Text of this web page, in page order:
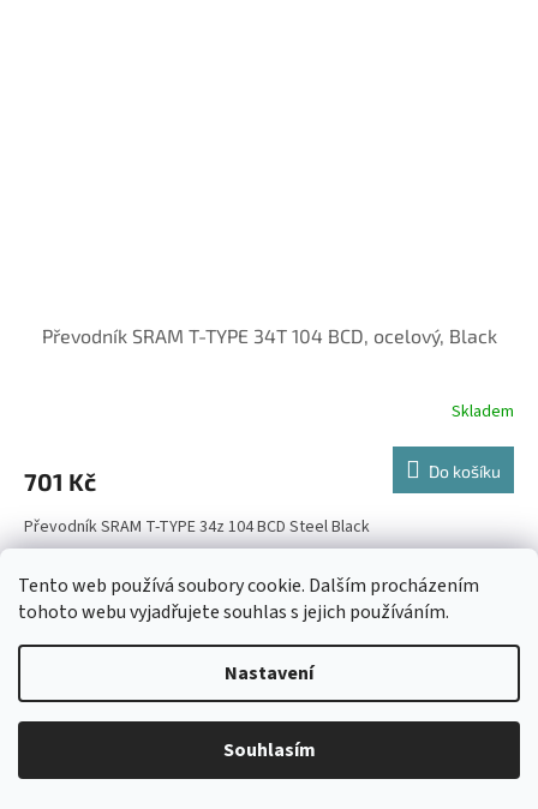
Tento web používá soubory cookie. Dalším procházením
tohoto webu vyjadřujete souhlas s jejich používáním.
Nastavení
Souhlasím
Převodník SRAM T-TYPE 34T 104 BCD, ocelový, Black
Skladem
701 Kč Do košíku
Převodník SRAM T-TYPE 34z 104 BCD Steel Black